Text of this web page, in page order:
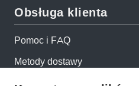
Obsługa klienta
Pomoc i FAQ
Metody dostawy
Sposoby płatności